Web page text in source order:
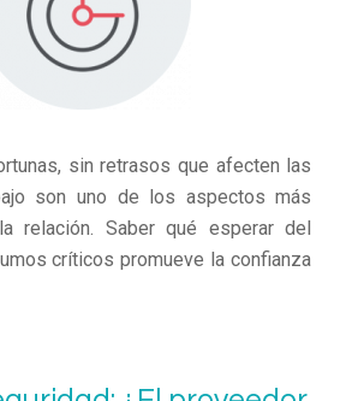
sin retrasos que afecten las
son uno de los aspectos más
relación. Saber qué esperar del
críticos promueve la confianza